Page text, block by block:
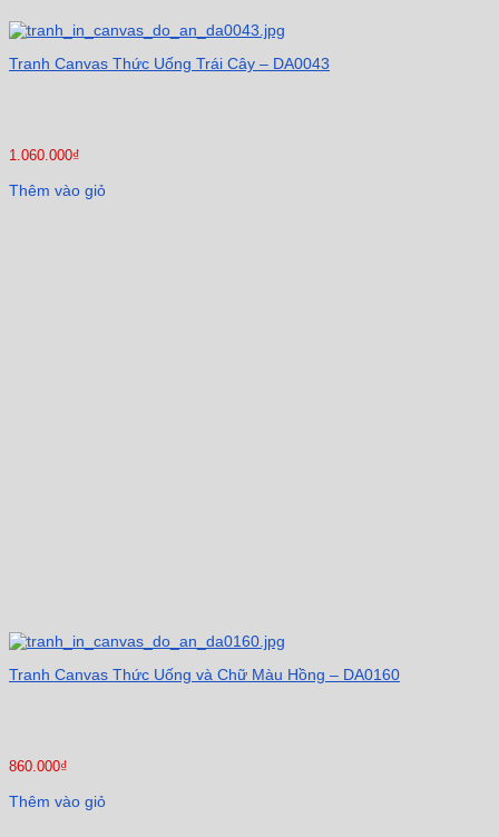
Tranh Canvas Thức Uống Trái Cây – DA0043
1.060.000₫
Thêm vào giỏ
Tranh Canvas Thức Uống và Chữ Màu Hồng – DA0160
860.000₫
Thêm vào giỏ